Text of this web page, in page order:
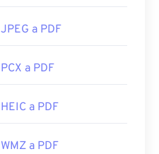
JPEG a PDF
PCX a PDF
HEIC a PDF
WMZ a PDF